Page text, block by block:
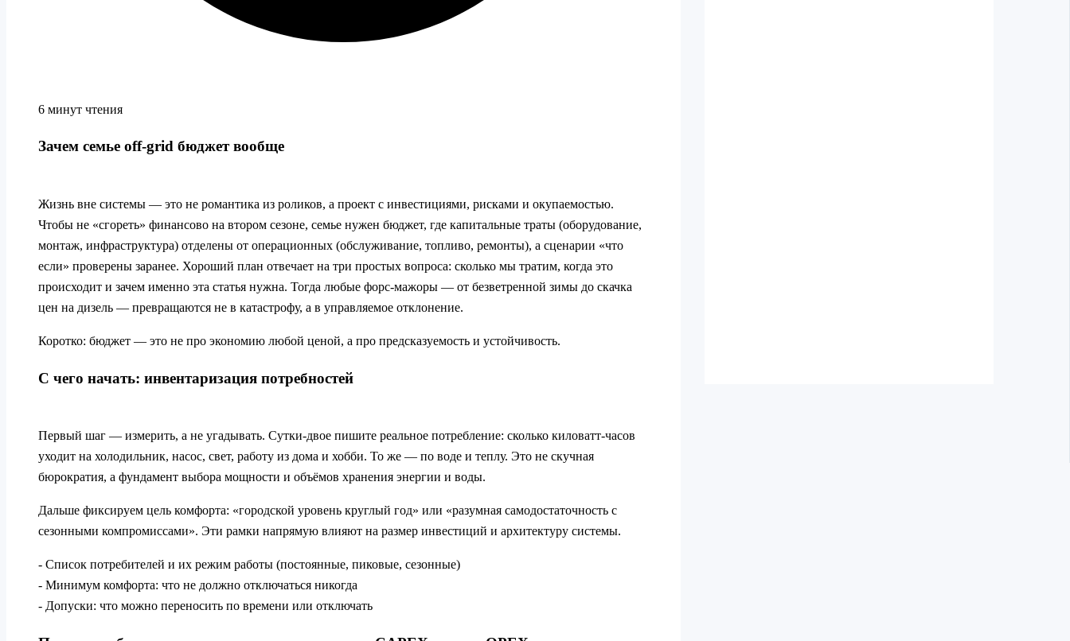
6 минут чтения
Зачем семье off‑grid бюджет вообще
Жизнь вне системы — это не романтика из роликов, а проект с инвестициями, рисками и окупаемостью.
Чтобы не «сгореть» финансово на втором сезоне, семье нужен бюджет, где капитальные траты (оборудование,
монтаж, инфраструктура) отделены от операционных (обслуживание, топливо, ремонты), а сценарии «что
если» проверены заранее. Хороший план отвечает на три простых вопроса: сколько мы тратим, когда это
происходит и зачем именно эта статья нужна. Тогда любые форс‑мажоры — от безветренной зимы до скачка
цен на дизель — превращаются не в катастрофу, а в управляемое отклонение.
Коротко: бюджет — это не про экономию любой ценой, а про предсказуемость и устойчивость.
С чего начать: инвентаризация потребностей
Первый шаг — измерить, а не угадывать. Сутки‑двое пишите реальное потребление: сколько киловатт‑часов
уходит на холодильник, насос, свет, работу из дома и хобби. То же — по воде и теплу. Это не скучная
бюрократия, а фундамент выбора мощности и объёмов хранения энергии и воды.
Дальше фиксируем цель комфорта: «городской уровень круглый год» или «разумная самодостаточность с
сезонными компромиссами». Эти рамки напрямую влияют на размер инвестиций и архитектуру системы.
- Список потребителей и их режим работы (постоянные, пиковые, сезонные)
- Минимум комфорта: что не должно отключаться никогда
- Допуски: что можно переносить по времени или отключать